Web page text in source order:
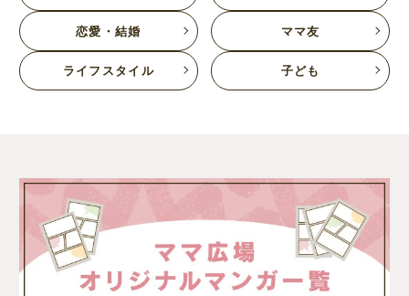
恋愛・結婚 ママ友
ライフスタイル 子ども